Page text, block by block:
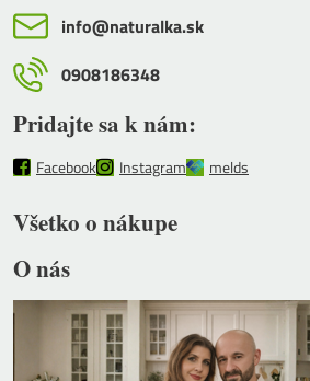
info​@naturalka​.sk
0908186348
Pridajte sa k nám:
Facebook Instagram melds
Všetko o nákupe
O nás